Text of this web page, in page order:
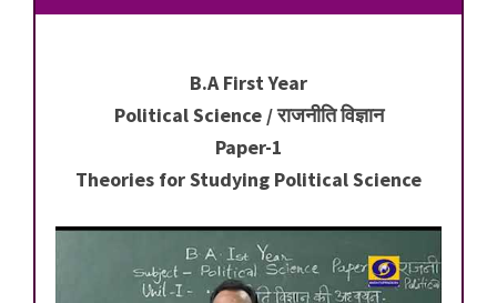
B.A First Year
Political Science / राजनीति विज्ञान
Paper-1
Theories for Studying Political Science